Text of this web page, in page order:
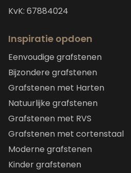
KvK: 67884024
Inspiratie opdoen
Eenvoudige grafstenen
Bijzondere grafstenen
Grafstenen met Harten
Natuurlijke grafstenen
Grafstenen met RVS
Grafstenen met cortenstaal
Moderne grafstenen
Kinder grafstenen